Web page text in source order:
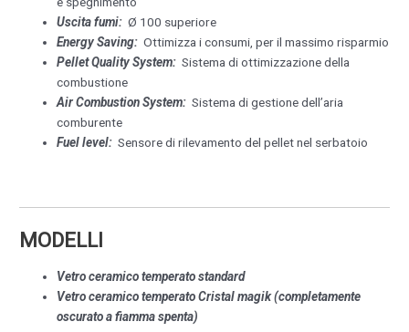
Uscita fumi: Ø 100 superiore
Energy Saving: Ottimizza i consumi, per il massimo risparmio
Pellet Quality System: Sistema di ottimizzazione della
combustione
Air Combustion System: Sistema di gestione dell’aria
comburente
Fuel level: Sensore di rilevamento del pellet nel serbatoio
MODELLI
Vetro ceramico temperato standard
Vetro ceramico temperato Cristal magik (completamente
oscurato a fiamma spenta)